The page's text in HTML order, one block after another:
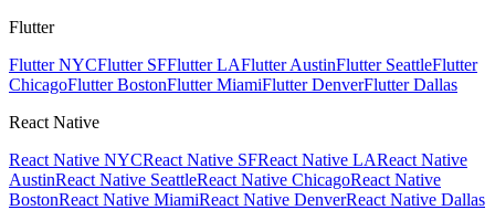
Flutter
Flutter NYCFlutter SFFlutter LAFlutter AustinFlutter SeattleFlutter
ChicagoFlutter BostonFlutter MiamiFlutter DenverFlutter Dallas
React Native
React Native NYCReact Native SFReact Native LAReact Native
AustinReact Native SeattleReact Native ChicagoReact Native
BostonReact Native MiamiReact Native DenverReact Native Dallas